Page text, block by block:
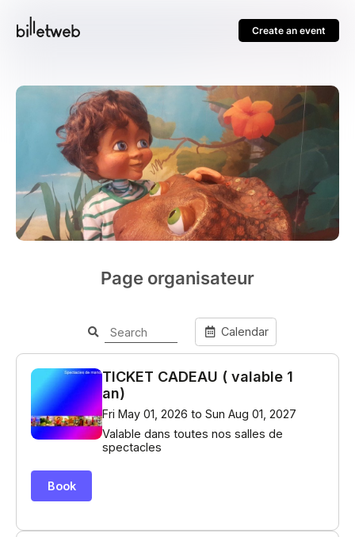
Create an event
Page organisateur